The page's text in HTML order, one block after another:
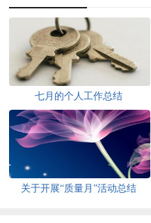
七月的个人工作总结
关于开展“质量月”活动总结